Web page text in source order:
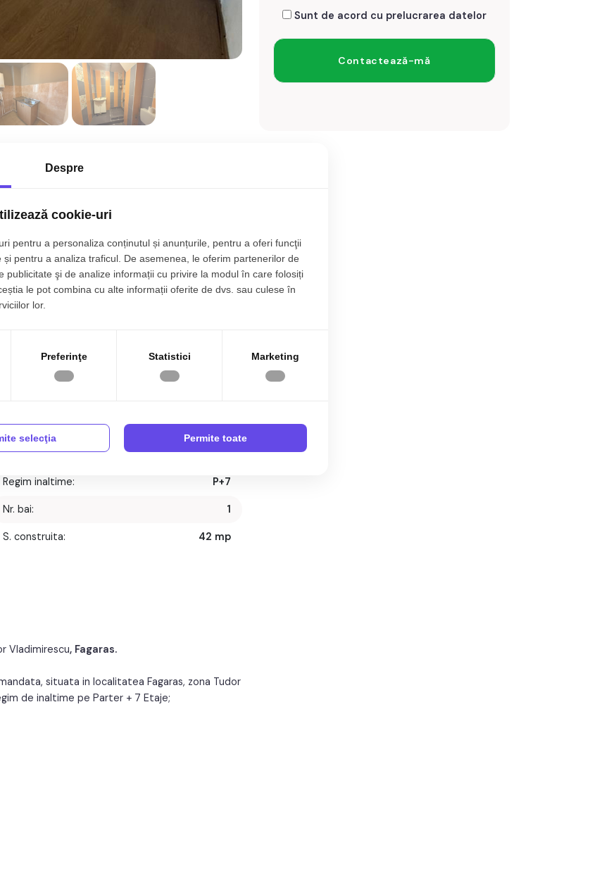
Tip imobil: Bloc
Regim inaltime: P+7
Nr. bai: 1
S. construita: 42 mp
Vladimirescu, Fagaras.
situata in localitatea Fagaras, zona Tudor
de inaltime pe Parter + 7 Etaje;
Sunt de acord cu prelucrarea datelor
Despre
cookie-uri
pentru a personaliza conținutul și anunțurile, pentru a oferi funcţii
și pentru a analiza traficul. De asemenea, le oferim partenerilor de
publicitate şi de analize informații cu privire la modul în care folosiți
le pot combina cu alte informații oferite de dvs. sau culese în
lor.
Preferinţe Statistici Marketing
selecţia Permite toate